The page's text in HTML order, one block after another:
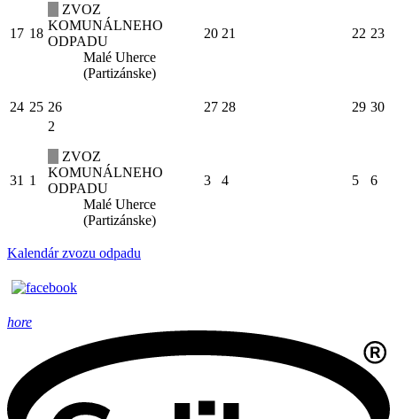
17 18
ZVOZ
KOMUNÁLNEHO
ODPADU
Malé Uherce
(Partizánske)
20 21 22 23
24 25 26 27 28 29 30
31 1
2
ZVOZ
KOMUNÁLNEHO
ODPADU
Malé Uherce
(Partizánske)
3 4 5 6
Kalendár zvozu odpadu
hore